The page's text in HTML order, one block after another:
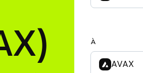
À
AVAX